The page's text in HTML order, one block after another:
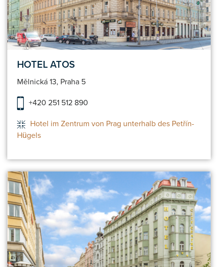
HOTEL ATOS
Mělnická 13, Praha 5
+420 251 512 890
Hotel im Zentrum von Prag unterhalb des Petřín-
Hügels